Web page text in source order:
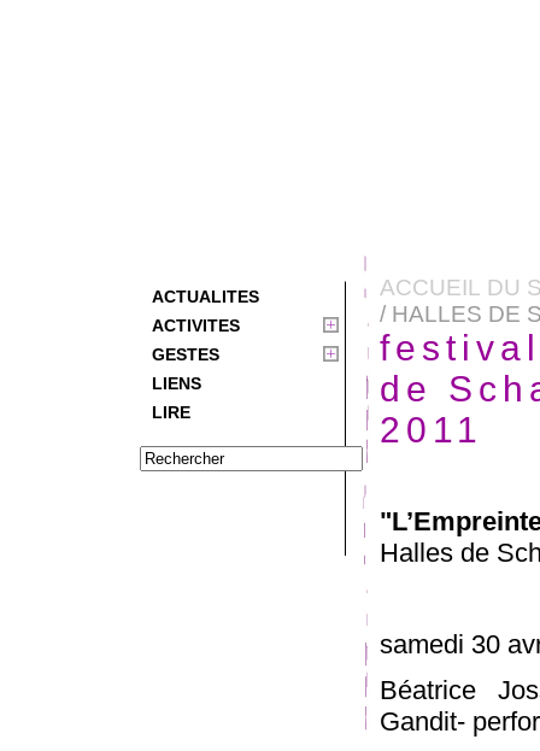
ACTUALITES
ACTIVITES
GESTES
LIENS
LIRE
ACCUEIL DU
/ HALLES DE
de
2011
Halles de
samedi 30
Béatrice
Gandit-